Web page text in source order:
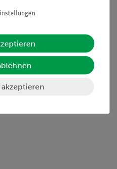
Beratung & Showroom
Inventarisierungs- &
Inbetriebnahme & Schulungen